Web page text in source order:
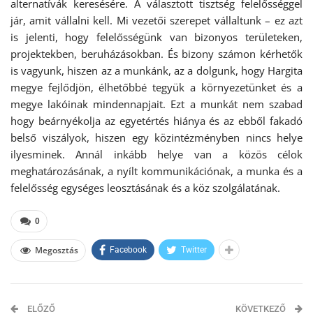
alternatívák keresésére. A választott tisztség felelősséggel
jár, amit vállalni kell. Mi vezetői szerepet vállaltunk – ez azt
is jelenti, hogy felelősségünk van bizonyos területeken,
projektekben, beruházásokban. És bizony számon kérhetők
is vagyunk, hiszen az a munkánk, az a dolgunk, hogy Hargita
megye fejlődjön, élhetőbbé tegyük a környezetünket és a
megye lakóinak mindennapjait. Ezt a munkát nem szabad
hogy beárnyékolja az egyetértés hiánya és az ebből fakadó
belső viszályok, hiszen egy közintézményben nincs helye
ilyesminek. Annál inkább helye van a közös célok
meghatározásának, a nyílt kommunikációnak, a munka és a
felelősség egységes leosztásának és a köz szolgálatának.
0
Megosztás Facebook Twitter
ELŐZŐ KÖVETKEZŐ